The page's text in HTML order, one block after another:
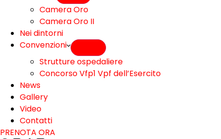
Camera Oro
Camera Oro II
Nei dintorni
Convenzioni
Strutture ospedaliere
Concorso Vfp1 Vpf dell’Esercito
News
Gallery
Video
Contatti
PRENOTA ORA